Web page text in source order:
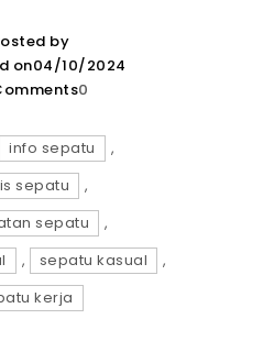
by
on04/10/2024
0
info sepatu
,
sepatu
,
sepatu
,
, sepatu kasual
,
kerja